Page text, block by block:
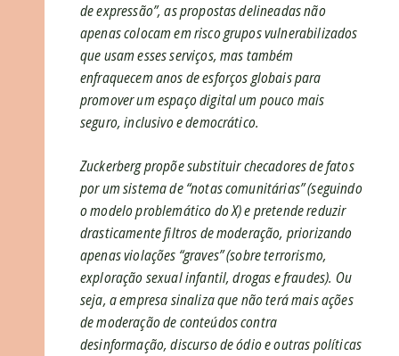
de expressão”, as propostas delineadas não
apenas colocam em risco grupos vulnerabilizados
que usam esses serviços, mas também
enfraquecem anos de esforços globais para
promover um espaço digital um pouco mais
seguro, inclusivo e democrático.
Zuckerberg propõe substituir checadores de fatos
por um sistema de “notas comunitárias” (seguindo
o modelo problemático do X) e pretende reduzir
drasticamente filtros de moderação, priorizando
apenas violações “graves” (sobre terrorismo,
exploração sexual infantil, drogas e fraudes). Ou
seja, a empresa sinaliza que não terá mais ações
de moderação de conteúdos contra
desinformação, discurso de ódio e outras políticas